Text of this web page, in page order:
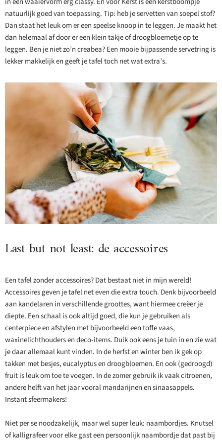
natuurlijk goed van toepassing. Tip: heb je servetten van soepel stof?
Dan staat het leuk om er een speelse knoop in te leggen. Je maakt het
dan helemaal af door er een klein takje of droogbloemetje op te
leggen. Ben je niet zo’n creabea? Een mooie bijpassende servetring is
lekker makkelijk en geeft je tafel toch net wat extra’s.
Last but not least: de accessoires
Een tafel zonder accessoires? Dat bestaat niet in mijn wereld!
Accessoires geven je tafel net even die extra touch. Denk bijvoorbeeld
aan kandelaren in verschillende groottes, want hiermee creëer je
diepte. Een schaal is ook altijd goed, die kun je gebruiken als
centerpiece en afstylen met bijvoorbeeld een toffe vaas,
waxinelichthouders en deco-items. Duik ook eens je tuin in en zie wat
je daar allemaal kunt vinden. In de herfst en winter ben ik gek op
takken met besjes, eucalyptus en droogbloemen. En ook (gedroogd)
fruit is leuk om toe te voegen. In de zomer gebruik ik vaak citroenen,
andere helft van het jaar vooral mandarijnen en sinaasappels.
Instant sfeermakers!
Niet per se noodzakelijk, maar wel super leuk: naambordjes. Knutsel
of kalligrafeer voor elke gast een persoonlijk naambordje dat past bij